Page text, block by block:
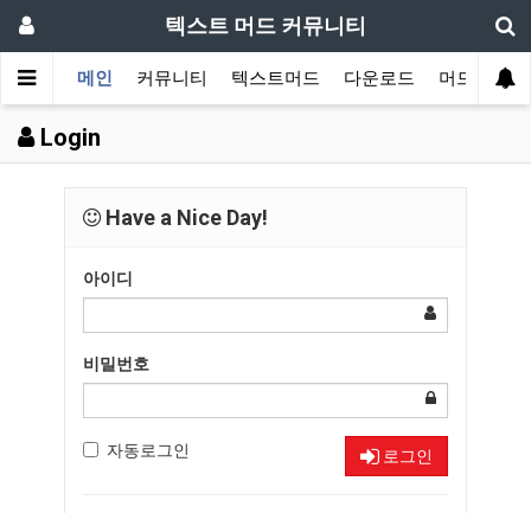
텍스트 머드 커뮤니티
메인 커뮤니티 텍스트머드 다운로드 머드 잡담
Login
Have a Nice Day!
아이디
비밀번호
자동로그인 로그인